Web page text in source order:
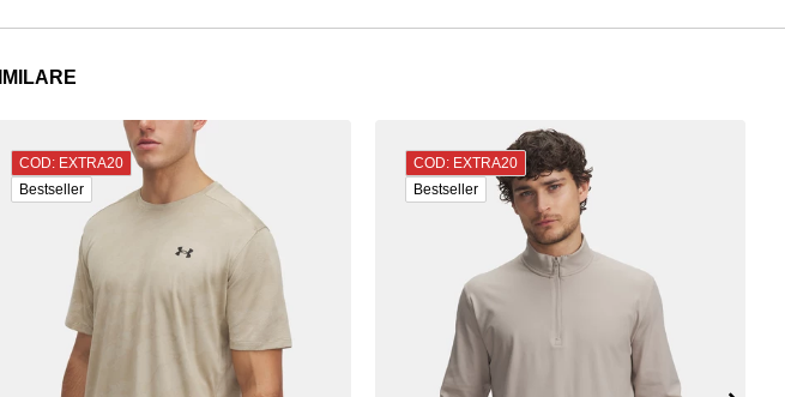
COD: EXTRA20
Bestseller
COD: EXTRA20
Bestseller